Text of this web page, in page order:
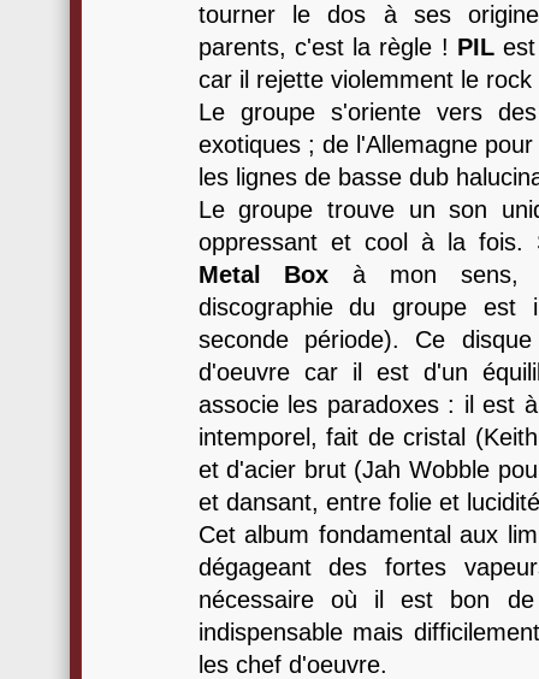
tourner le dos à ses
parents, c'est la règle ! PILest
car il rejette violemment le
Le groupe s'oriente vers
exotiques ; de l'Allemagne
les lignes de basse dub
Le groupe trouve un son
oppressant et cool à la fois.
Metal Box à mon sens,
discographie du groupe est
seconde période). Ce
d'oeuvre car il est d'un
associe les paradoxes : il est
intemporel, fait de cristal
et d'acier brut (Jah Wobble
et dansant, entre folie et
Cet album fondamental aux
dégageant des fortes
nécessaire où il est bon
indispensable mais
les chef d'oeuvre.